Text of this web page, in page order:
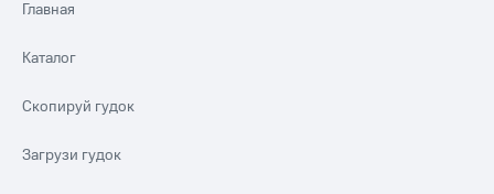
Главная
Каталог
Скопируй гудок
Загрузи гудок